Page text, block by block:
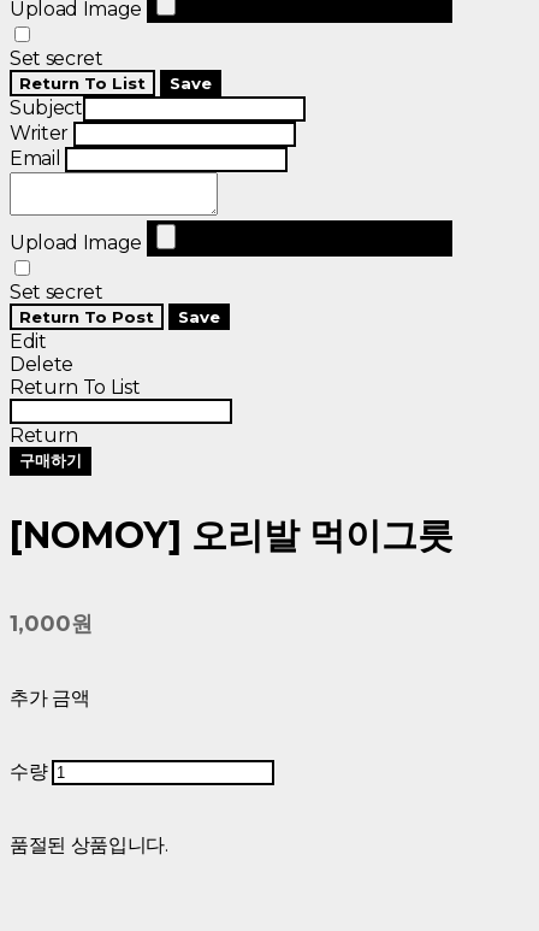
Upload Image
Set secret
Return To List Save
Subject
Writer
Email
Upload Image
Set secret
Return To Post Save
Edit
Delete
Return To List
Return
구매하기
[NOMOY] 오리발 먹이그릇
1,000원
추가 금액
수량
품절된 상품입니다.